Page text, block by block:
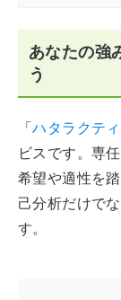
あなたの強
う
「ハタラクテ
ビスです。専
希望や適性を
己分析だけで
す。